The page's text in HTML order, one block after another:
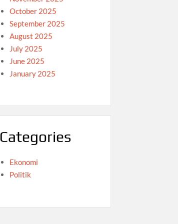
October 2025
September 2025
August 2025
July 2025
June 2025
January 2025
Categories
Ekonomi
Politik